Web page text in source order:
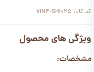
کد کالا: VIN4-SH1025
ویژگی های محصول
مشخصات: